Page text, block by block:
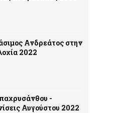
Ανδρεάτος στην
2022
-
Αυγούστου 2022